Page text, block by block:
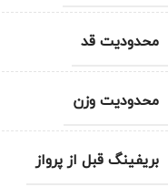
محدودیت قد
محدودیت وزن
بریفینگ قبل از پرواز